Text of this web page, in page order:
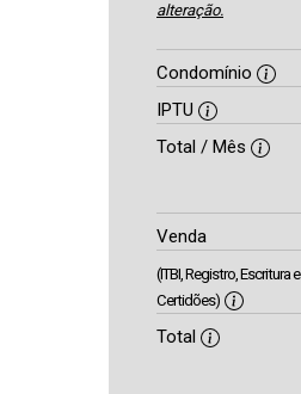
alteração.
Condomínio
IPTU
Total / Mês
Venda
(ITBI, Registro, Escritura e
Certidões)
Total